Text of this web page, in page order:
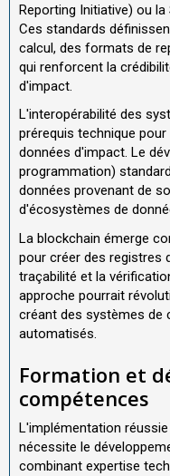
Reporting Initiative) ou
Ces standards
calcul, des formats de
qui renforcent la
d'impact.
L'interopérabilité des
prérequis technique
données d'impact. Le
programmation)
données provenant de
d'écosystèmes de
La blockchain émerge
pour créer des registres
traçabilité et la
approche pourrait
créant des systèmes de
automatisés.
Formation et
compétences
L'implémentation
nécessite le
combinant expertise